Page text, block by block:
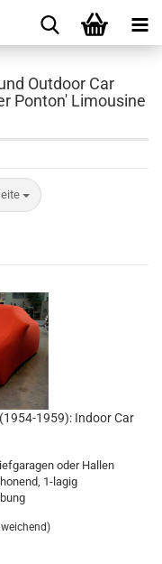
Outdoor Car
Ponton' Limousine
1959): Indoor Car
oder Hallen
1-lagig